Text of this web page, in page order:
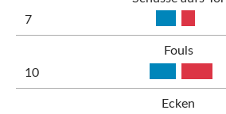
7
Fouls
10
Ecken